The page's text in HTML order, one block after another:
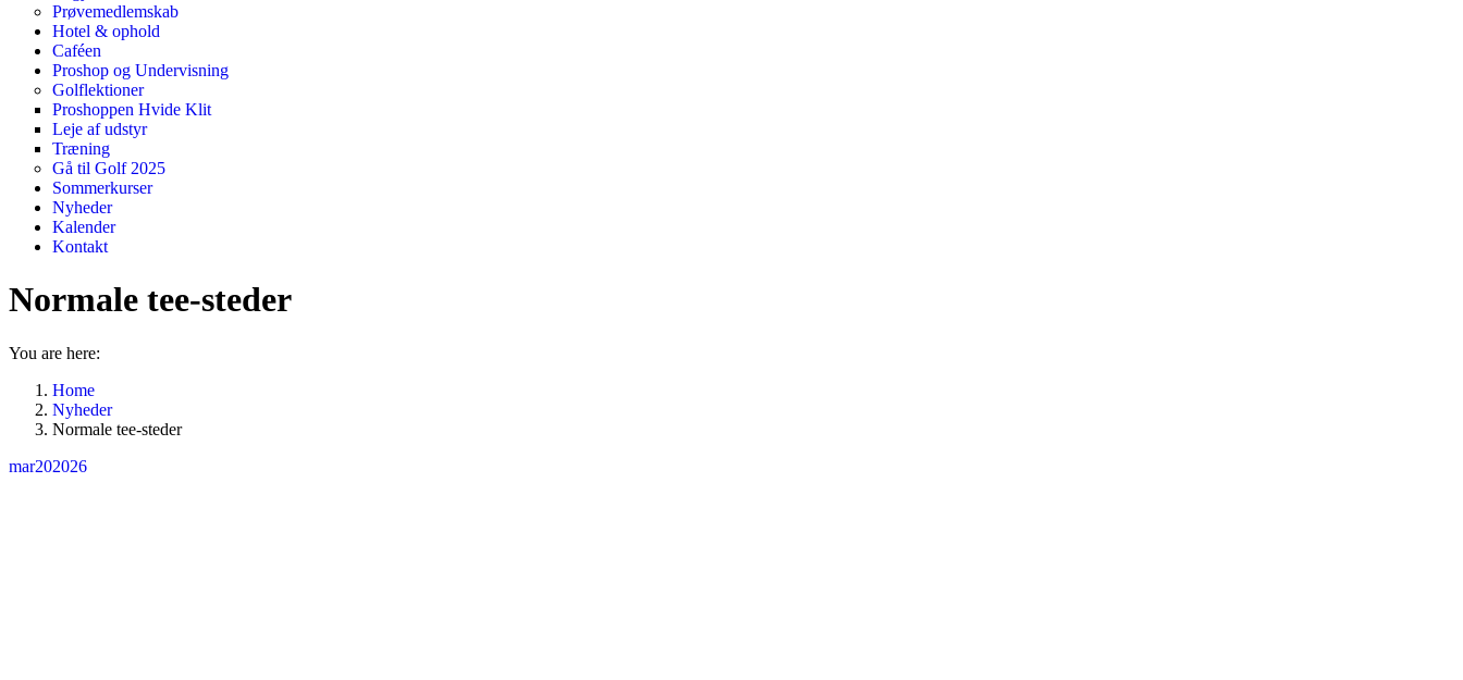
Prøvemedlemskab
Hotel & ophold
Caféen
Proshop og Undervisning
Golflektioner
Proshoppen Hvide Klit
Leje af udstyr
Træning
Gå til Golf 2025
Sommerkurser
Nyheder
Kalender
Kontakt
Normale tee-steder
You are here:
Home
Nyheder
Normale tee-steder
mar202026